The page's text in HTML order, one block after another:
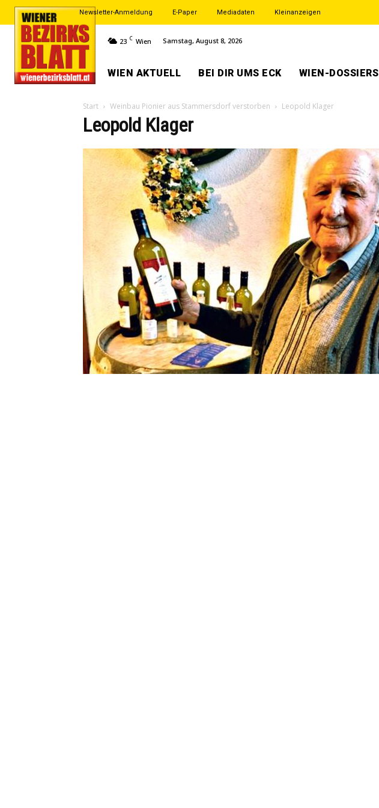
Newsletter-Anmeldung E-Paper Mediadaten Kleinanzeigen
23 C Wien Samstag, August 8, 2026
WIEN AKTUELL BEI DIR UMS ECK WIEN-DOSSIERS
Start Weinbau Pionier aus Stammersdorf verstorben Leopold Klager
Leopold Klager